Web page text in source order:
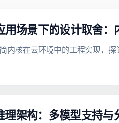
用场景下的设计取舍
内核在云环境中的工程实现，
架构：多模型支持与